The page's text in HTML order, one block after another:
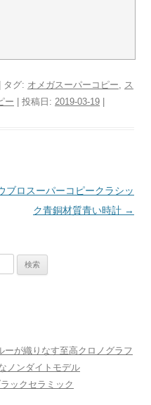
| タグ: オメガスーパーコピー, ス
ー | 投稿日: 2019-03-19
ブロスーパーコピークラシッ
ク青銅材質青い時計 →
ーが織りなす至高クロノグラフ
ノンダイトモデル
ックセラミック